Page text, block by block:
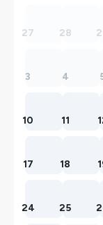
27 28
3 4
10 11
17 18
24 25